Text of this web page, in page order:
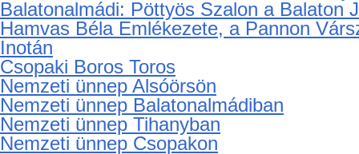
2,6 millió euró értékű üzemberuházás
Csopaki majális
Almádi futás 2017. április 29-én
Kecskeköröm Ünnep Tihanyban
A Pál utcai fiúk - A Pannon Várzínház
Balatonalmádi: Pöttyös Szalon a Balaton
Hamvas Béla Emlékezete, a Pannon
Inotán